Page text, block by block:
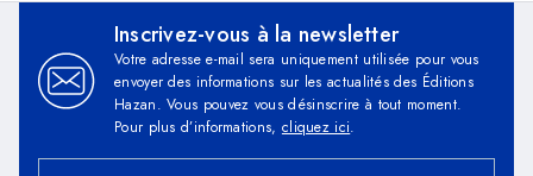
Inscrivez-vous à la newsletter
Votre adresse e-mail sera uniquement utilisée pour vous
envoyer des informations sur les actualités des Éditions
Hazan. Vous pouvez vous désinscrire à tout moment.
Pour plus d’informations, cliquez ici.